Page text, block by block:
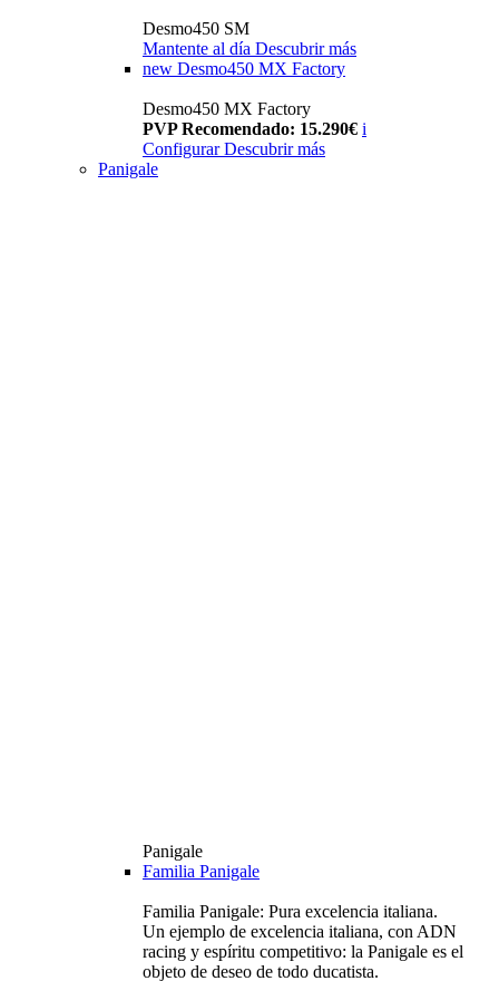
Desmo450 SM
Mantente al día Descubrir más
new Desmo450 MX Factory
Desmo450 MX Factory
PVP Recomendado: 15.290€ i
Configurar Descubrir más
Panigale
Panigale
Familia Panigale
Familia Panigale: Pura excelencia italiana.
Un ejemplo de excelencia italiana, con ADN
racing y espíritu competitivo: la Panigale es el
objeto de deseo de todo ducatista.